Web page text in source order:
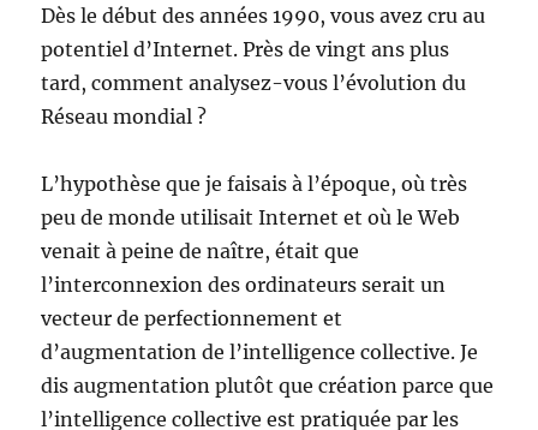
Dès le début des années 1990, vous avez cru au
potentiel d’Internet. Près de vingt ans plus
tard, comment analysez-vous l’évolution du
Réseau mondial ?
L’hypothèse que je faisais à l’époque, où très
peu de monde utilisait Internet et où le Web
venait à peine de naître, était que
l’interconnexion des ordinateurs serait un
vecteur de perfectionnement et
d’augmentation de l’intelligence collective. Je
dis augmentation plutôt que création parce que
l’intelligence collective est pratiquée par les